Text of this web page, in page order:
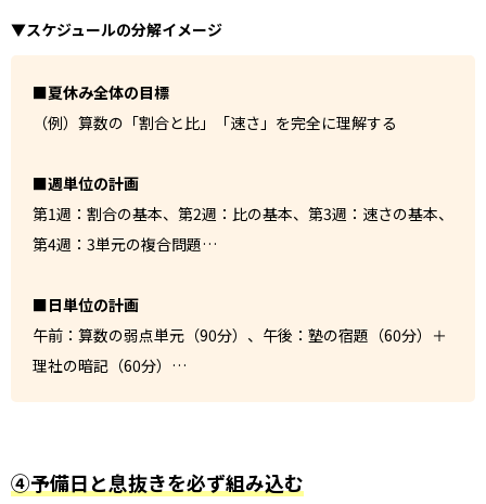
▼スケジュールの分解イメージ
■夏休み全体の目標
（例）算数の「割合と比」「速さ」を完全に理解する
■週単位の計画
第1週：割合の基本、第2週：比の基本、第3週：速さの基本、
第4週：3単元の複合問題…
■日単位の計画
午前：算数の弱点単元（90分）、午後：塾の宿題（60分）＋
理社の暗記（60分）…
④予備日と息抜きを必ず組み込む